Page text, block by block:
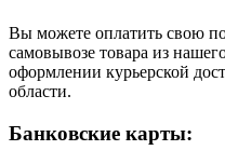
Вы можете оплатить свою
самовывозе товара из
оформлении курьерской
области.
Банковские карты: